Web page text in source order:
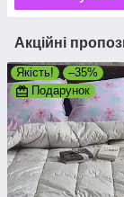
Акційні
Якість!
–35%
Подарунок